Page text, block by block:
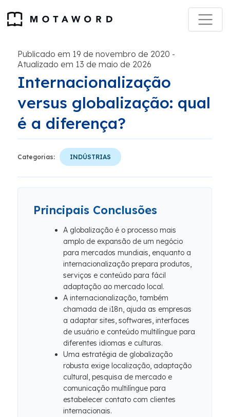
Publicado em 19 de novembro de 2020 -
Atualizado em 13 de maio de 2026
Internacionalização
versus globalização: qual
é a diferença?
Categorias: INDÚSTRIAS
Principais Conclusões
A globalização é o processo mais
amplo de expansão de um negócio
para mercados mundiais, enquanto a
internacionalização prepara produtos,
serviços e conteúdo para fácil
adaptação ao mercado local.
A internacionalização, também
chamada de i18n, ajuda as empresas
a adaptar sites, softwares, interfaces
de usuário e conteúdo multilíngue para
diferentes idiomas e culturas.
Uma estratégia de globalização
robusta exige localização, adaptação
cultural, pesquisa de mercado e
comunicação multilíngue para
estabelecer contato com clientes
internacionais.